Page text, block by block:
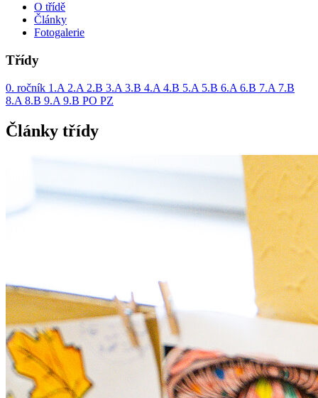
O třídě
Články
Fotogalerie
Třídy
0. ročník 1.A 2.A 2.B 3.A 3.B 4.A 4.B 5.A 5.B 6.A 6.B 7.A 7.B
8.A 8.B 9.A 9.B PO PZ
Články třídy